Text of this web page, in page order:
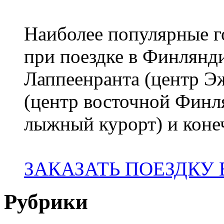
Наиболее популярные
при поездке в
Лаппеенранта (центр
(центр восточной
лыжный курорт) и
ЗАКАЗАТЬ
Рубрики